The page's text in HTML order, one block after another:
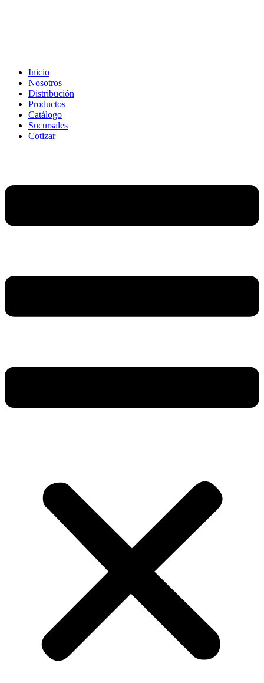
Inicio
Nosotros
Distribución
Productos
Catálogo
Sucursales
Cotizar